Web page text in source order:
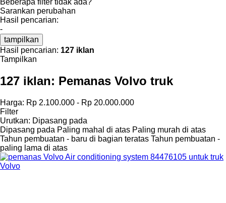
Sarankan perubahan
Hasil pencarian:
-
tampilkan
Hasil pencarian: 127 iklan
Tampilkan
127 iklan: Pemanas Volvo truk
Harga: Rp 2.100.000 - Rp 20.000.000
Filter
Urutkan: Dipasang pada
Dipasang pada Paling mahal di atas Paling murah di atas
Tahun pembuatan - baru di bagian teratas Tahun pembuatan -
paling lama di atas